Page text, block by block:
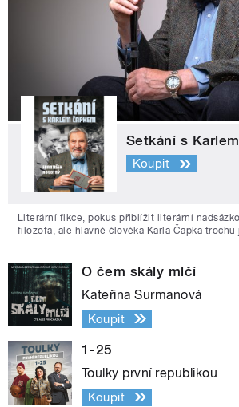
Setkání s
Koupit
Literární fikce, pokus přiblížit literární
filozofa, ale hlavně člověka Karla Čapka trochu
O čem skály mlčí
Kateřina Surmanová
Koupit
1-25
Toulky první republikou
Koupit